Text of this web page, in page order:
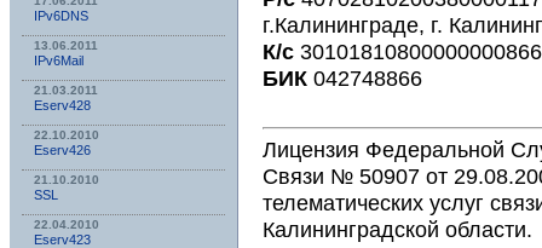
IPv6DNS
13.06.2011
IPv6Mail
21.03.2011
Eserv428
22.10.2010
Eserv426
21.10.2010
SSL
22.04.2010
Eserv423
г.Калининграде, г.
К/с 30101810800000000866
БИК 042748866
Лицензия Федеральной
Связи № 50907 от
телематических услуг
Калининградской области.